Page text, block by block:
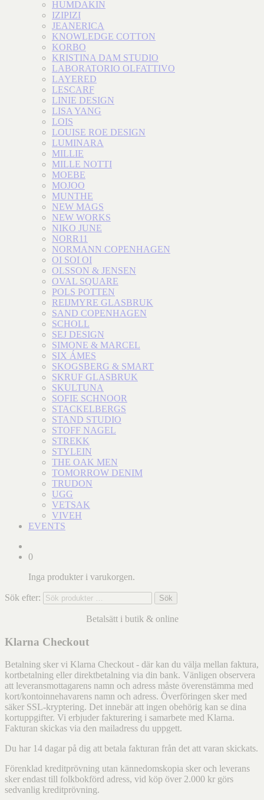
HUMDAKIN
IZIPIZI
JEANERICA
KNOWLEDGE COTTON
KORBO
KRISTINA DAM STUDIO
LABORATORIO OLFATTIVO
LAYERED
LESCARF
LINIE DESIGN
LISA YANG
LOIS
LOUISE ROE DESIGN
LUMINARA
MILLIE
MILLE NOTTI
MOEBE
MOJOO
MUNTHE
NEW MAGS
NEW WORKS
NIKO JUNE
NORR11
NORMANN COPENHAGEN
OI SOI OI
OLSSON & JENSEN
OVAL SQUARE
POLS POTTEN
REIJMYRE GLASBRUK
SAND COPENHAGEN
SCHOLL
SEJ DESIGN
SIMONE & MARCEL
SIX ÁMES
SKOGSBERG & SMART
SKRUF GLASBRUK
SKULTUNA
SOFIE SCHNOOR
STACKELBERGS
STAND STUDIO
STOFF NAGEL
STREKK
STYLEIN
THE OAK MEN
TOMORROW DENIM
TRUDON
UGG
VETSAK
VIVEH
EVENTS
0
Inga produkter i varukorgen.
Sök efter: Sök
Betalsätt i butik & online
Klarna Checkout
Betalning sker vi Klarna Checkout - där kan du välja mellan faktura,
kortbetalning eller direktbetalning via din bank. Vänligen observera
att leveransmottagarens namn och adress måste överenstämma med
kort/kontoinnehavarens namn och adress. Överföringen sker med
säker SSL-kryptering. Det innebär att ingen obehörig kan se dina
kortuppgifter. Vi erbjuder fakturering i samarbete med Klarna.
Fakturan skickas via den mailadress du uppgett.
Du har 14 dagar på dig att betala fakturan från det att varan skickats.
Förenklad kreditprövning utan kännedomskopia sker och leverans
sker endast till folkbokförd adress, vid köp över 2.000 kr görs
sedvanlig kreditprövning.